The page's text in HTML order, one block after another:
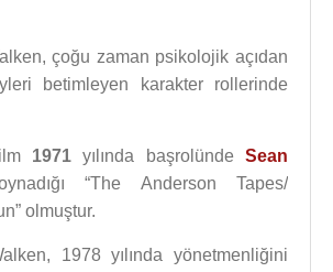
çoğu zaman psikolojik açıdan
betimleyen karakter rollerinde
1971 yılında başrolünde Sean
“The Anderson Tapes/
olmuştur.
1978 yılında yönetmenliğini